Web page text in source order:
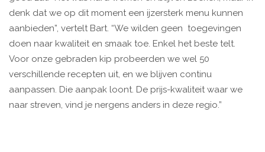
denk dat we op dit moment een ijzersterk menu kunnen
aanbieden”, vertelt Bart. “We wilden geen toegevingen
doen naar kwaliteit en smaak toe. Enkel het beste telt.
Voor onze gebraden kip probeerden we wel 50
verschillende recepten uit, en we blijven continu
aanpassen. Die aanpak loont. De prijs-kwaliteit waar we
naar streven, vind je nergens anders in deze regio.”